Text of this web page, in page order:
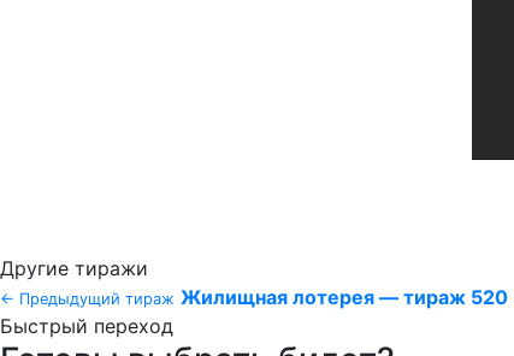
Другие тиражи
← Предыдущий тираж Жилищная лотерея — тираж 520
Быстрый переход